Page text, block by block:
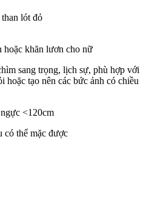
lót đỏ
hoặc khăn lươn cho nữ
sang trọng, lịch sự, phù hợp với
hoặc tạo nên các bức ảnh có chiều
<120cm
có thể mặc được